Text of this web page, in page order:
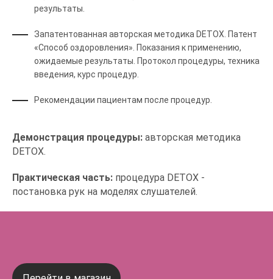
результаты.
Запатентованная авторская методика DETOX. Патент
«Способ оздоровления». Показания к применению,
ожидаемые результаты. Протокол процедуры, техника
введения, курс процедур.
Рекомендации пациентам после процедур.
Демонстрация процедуры: авторская методика
DETOX.
Практическая часть: процедура DETOX -
постановка рук на моделях слушателей.